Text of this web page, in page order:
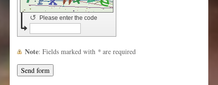
Please enter the code
↺
Note : Fields marked with * are required